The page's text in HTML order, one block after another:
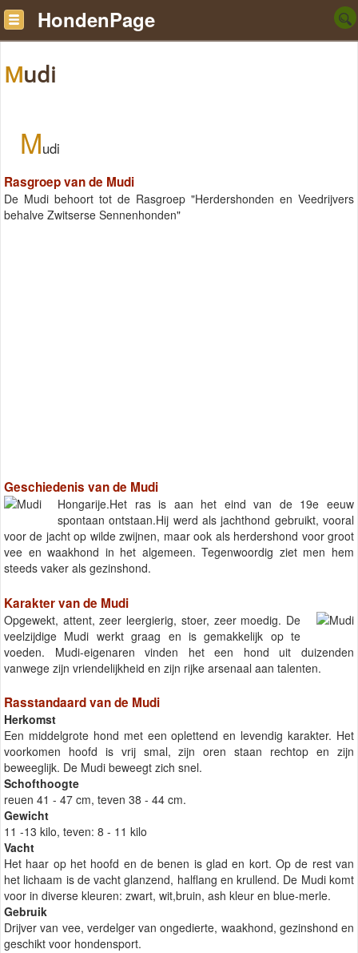
HondenPage
Mudi
Mudi
Rasgroep van de Mudi
De Mudi behoort tot de Rasgroep "Herdershonden en Veedrijvers
behalve Zwitserse Sennenhonden"
Geschiedenis van de Mudi
Hongarije.Het ras is aan het eind van de 19e eeuw
spontaan ontstaan.Hij werd als jachthond gebruikt, vooral
voor de jacht op wilde zwijnen, maar ook als herdershond voor groot
vee en waakhond in het algemeen. Tegenwoordig ziet men hem
steeds vaker als gezinshond.
Karakter van de Mudi
Opgewekt, attent, zeer leergierig, stoer, zeer moedig. De
veelzijdige Mudi werkt graag en is gemakkelijk op te
voeden. Mudi-eigenaren vinden het een hond uit duizenden
vanwege zijn vriendelijkheid en zijn rijke arsenaal aan talenten.
Rasstandaard van de Mudi
Herkomst
Een middelgrote hond met een oplettend en levendig karakter. Het
voorkomen hoofd is vrij smal, zijn oren staan rechtop en zijn
beweeglijk. De Mudi beweegt zich snel.
Schofthoogte
reuen 41 - 47 cm, teven 38 - 44 cm.
Gewicht
11 -13 kilo, teven: 8 - 11 kilo
Vacht
Het haar op het hoofd en de benen is glad en kort. Op de rest van
het lichaam is de vacht glanzend, halflang en krullend. De Mudi komt
voor in diverse kleuren: zwart, wit,bruin, ash kleur en blue-merle.
Gebruik
Drijver van vee, verdelger van ongedierte, waakhond, gezinshond en
geschikt voor hondensport.